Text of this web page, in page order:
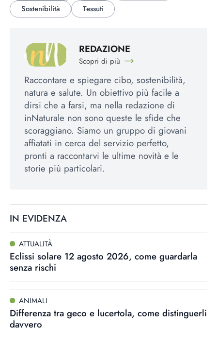
Sostenibilità
Tessuti
REDAZIONE
Scopri di più
Raccontare e spiegare cibo, sostenibilità,
natura e salute. Un obiettivo più facile a
dirsi che a farsi, ma nella redazione di
inNaturale non sono queste le sfide che
scoraggiano. Siamo un gruppo di giovani
affiatati in cerca del servizio perfetto,
pronti a raccontarvi le ultime novità e le
storie più particolari.
IN EVIDENZA
ATTUALITÀ
Eclissi solare 12 agosto 2026, come guardarla
senza rischi
ANIMALI
Differenza tra geco e lucertola, come distinguerli
davvero